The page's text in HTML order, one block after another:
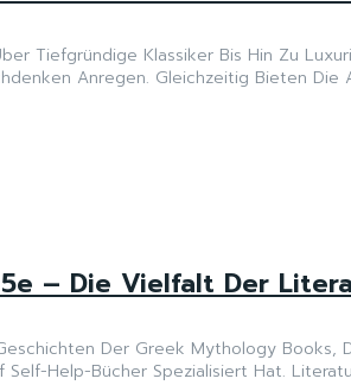
Tiefgründige Klassiker Bis Hin Zu
Anregen. Gleichzeitig Bieten Die
– Die Vielfalt Der
Der Greek Mythology Books,
Help-Bücher Spezialisiert Hat.